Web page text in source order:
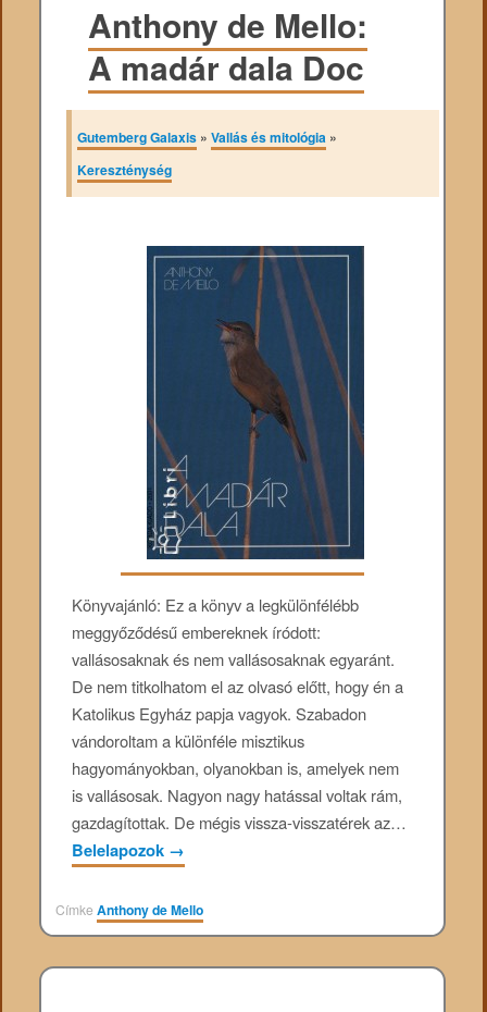
Anthony de Mello:
A madár dala Doc
Gutemberg Galaxis »Vallás és mitológia »
Kereszténység
Könyvajánló: Ez a könyv a legkülönfélébb
meggyőződésű embereknek íródott:
vallásosaknak és nem vallásosaknak egyaránt.
De nem titkolhatom el az olvasó előtt, hogy én a
Katolikus Egyház papja vagyok. Szabadon
vándoroltam a különféle misztikus
hagyományokban, olyanokban is, amelyek nem
is vallásosak. Nagyon nagy hatással voltak rám,
gazdagítottak. De mégis vissza-visszatérek az…
Belelapozok →
CímkeAnthony de Mello